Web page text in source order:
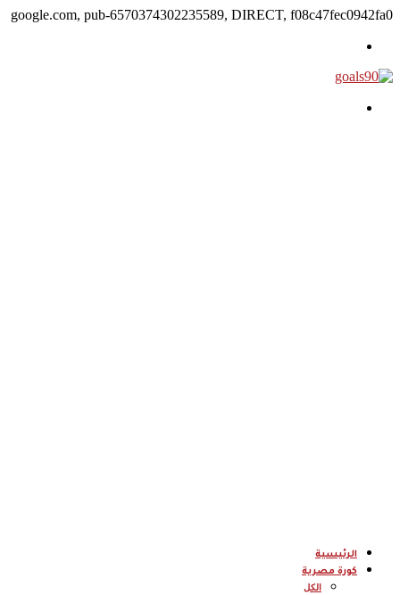
google.com, pub-6570374302235589, DIRECT, f08c47fec0942fa0
الرئيسية
كورة مصرية
الكل